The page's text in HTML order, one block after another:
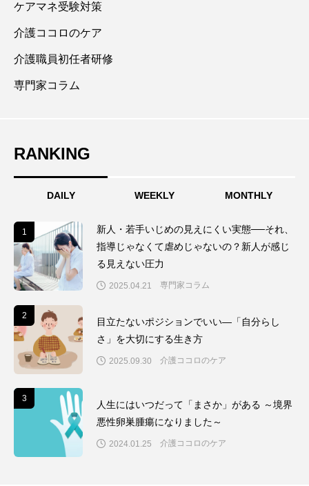
を超える。ポイントを絞った「分かりやすさ」重視で
視聴リピーターが多数存在する。
ケアマネ受験対策
介護ココロのケア
介護職員初任者研修
専門家コラム
RANKING
DAILY WEEKLY MONTHLY
1
新人・若手いじめの見えにくい実態──それ、
指導じゃなくて虐めじゃないの？新人が感じ
る見えない圧力
2025.04.21 専門家コラム
2
目立たないポジションでいい―「自分らし
さ」を大切にする生き方
2025.09.30 介護ココロのケア
3
人生にはいつだって「まさか」がある ～境界
悪性卵巣腫瘍になりました～
2024.01.25 介護ココロのケア